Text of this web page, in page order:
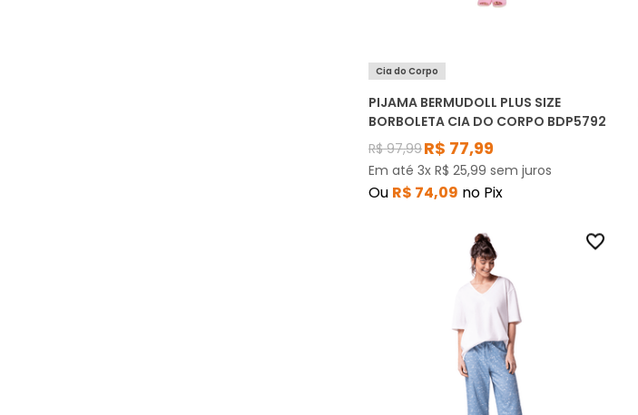
Cia do Corpo
PIJAMA BERMUDOLL PLUS SIZE
BORBOLETA CIA DO CORPO BDP5792
R$ 97,99R$ 77,99
Em até3xR$ 25,99 sem juros
Ou R$ 74,09 no Pix